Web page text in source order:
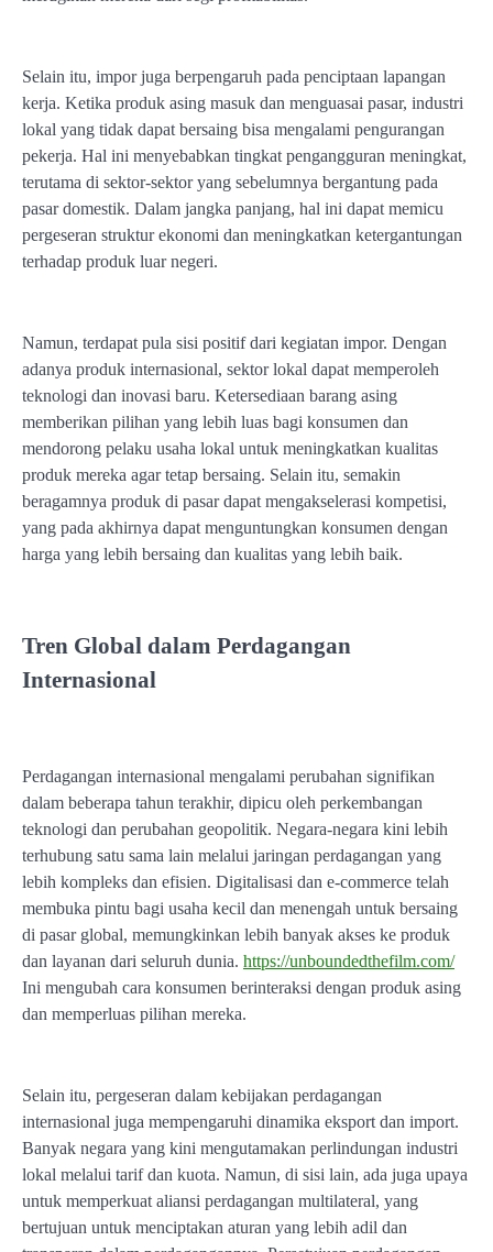
Selain itu, impor juga berpengaruh pada penciptaan lapangan
kerja. Ketika produk asing masuk dan menguasai pasar, industri
lokal yang tidak dapat bersaing bisa mengalami pengurangan
pekerja. Hal ini menyebabkan tingkat pengangguran meningkat,
terutama di sektor-sektor yang sebelumnya bergantung pada
pasar domestik. Dalam jangka panjang, hal ini dapat memicu
pergeseran struktur ekonomi dan meningkatkan ketergantungan
terhadap produk luar negeri.
Namun, terdapat pula sisi positif dari kegiatan impor. Dengan
adanya produk internasional, sektor lokal dapat memperoleh
teknologi dan inovasi baru. Ketersediaan barang asing
memberikan pilihan yang lebih luas bagi konsumen dan
mendorong pelaku usaha lokal untuk meningkatkan kualitas
produk mereka agar tetap bersaing. Selain itu, semakin
beragamnya produk di pasar dapat mengakselerasi kompetisi,
yang pada akhirnya dapat menguntungkan konsumen dengan
harga yang lebih bersaing dan kualitas yang lebih baik.
Tren Global dalam Perdagangan
Internasional
Perdagangan internasional mengalami perubahan signifikan
dalam beberapa tahun terakhir, dipicu oleh perkembangan
teknologi dan perubahan geopolitik. Negara-negara kini lebih
terhubung satu sama lain melalui jaringan perdagangan yang
lebih kompleks dan efisien. Digitalisasi dan e-commerce telah
membuka pintu bagi usaha kecil dan menengah untuk bersaing
di pasar global, memungkinkan lebih banyak akses ke produk
dan layanan dari seluruh dunia. https://unboundedthefilm.com/
Ini mengubah cara konsumen berinteraksi dengan produk asing
dan memperluas pilihan mereka.
Selain itu, pergeseran dalam kebijakan perdagangan
internasional juga mempengaruhi dinamika eksport dan import.
Banyak negara yang kini mengutamakan perlindungan industri
lokal melalui tarif dan kuota. Namun, di sisi lain, ada juga upaya
untuk memperkuat aliansi perdagangan multilateral, yang
bertujuan untuk menciptakan aturan yang lebih adil dan